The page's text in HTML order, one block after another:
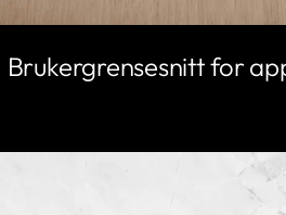
Brukergrensesnitt for